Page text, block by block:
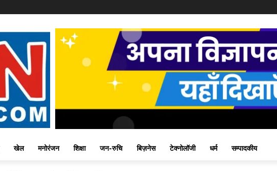
खेल मनोरंजन शिक्षा जन-रुचि बिज़नेस टेक्नोलॉजी धर्म सम्पादकीय